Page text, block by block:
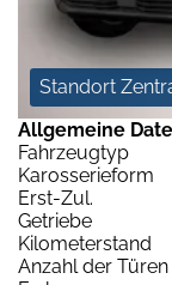
Standort
Allgemeine
Fahrzeugtyp
Karosserieform
Erst-Zul.
Getriebe
Kilometerstand
Anzahl der Türen